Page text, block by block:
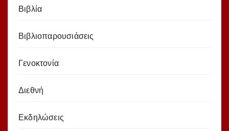
Βιβλία
Βιβλιοπαρουσιάσεις
Γενοκτονία
Διεθνή
Εκδηλώσεις